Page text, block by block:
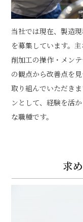
当社では現在、製造
を募集しています。
削加工の操作・メン
の観点から改善点を
取り組んでいただき
ンとして、経験を活
な職種です。
求